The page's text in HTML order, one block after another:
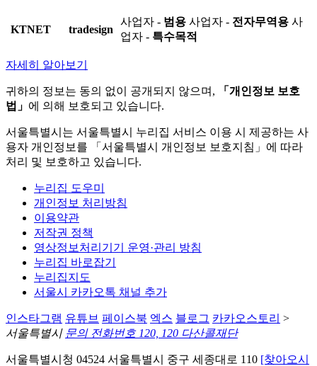
KTNET tradesign
사업자 - 범용 사업자 - 전자무역용 사
업자 - 특수목적
자세히 알아보기
귀하의 정보는 동의 없이 공개되지 않으며,
「개인정보 보호
법」 에 의해 보호되고 있습니다.
서울특별시는 서울특별시 누리집 서비스 이용 시 제공하는 사
용자 개인정보를 「서울특별시 개인정보 보호지침」에 따라
처리 및 보호하고 있습니다.
누리집 도우미
개인정보 처리방침
이용약관
저작권 정책
영상정보처리기기 운영·관리 방침
누리집 바로잡기
누리집지도
서울시 카카오톡 채널 추가
인스타그램 유튜브 페이스북 엑스 블로그 카카오스토리 >
서울특별시 문의 전화번호 120, 120 다산콜재단
서울특별시청 04524 서울특별시 중구 세종대로 110 [찾아오시